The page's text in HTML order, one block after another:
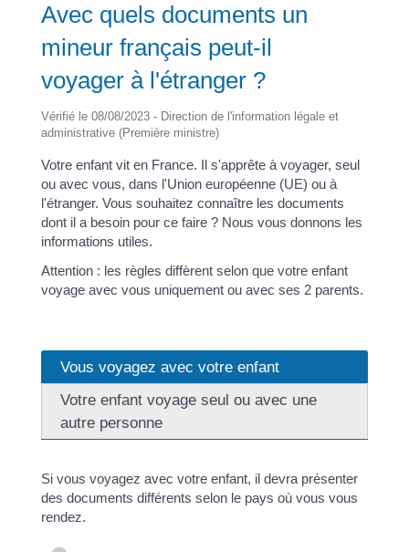
Avec quels documents un
mineur français peut-il
voyager à l'étranger ?
Vérifié le 08/08/2023 - Direction de l'information légale et
administrative (Première ministre)
Votre enfant vit en France. Il s'apprête à voyager, seul
ou avec vous, dans l'Union européenne (UE) ou à
l'étranger. Vous souhaitez connaître les documents
dont il a besoin pour ce faire ? Nous vous donnons les
informations utiles.
Attention : les règles diffèrent selon que votre enfant
voyage avec vous uniquement ou avec ses 2 parents.
Vous voyagez avec votre enfant
Votre enfant voyage seul ou avec une
autre personne
Si vous voyagez avec votre enfant, il devra présenter
des documents différents selon le pays où vous vous
rendez.